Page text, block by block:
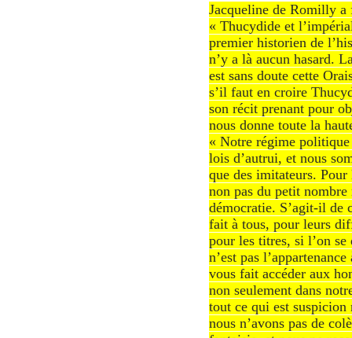
Jacqueline de Romilly a
« Thucydide et
premier historien de
n’y a là aucun hasard.
est sans doute cette
s’il faut en croire
son récit prenant pour
nous donne toute la
« Notre régime politique
lois d’autrui, et nous
que des imitateurs.
non pas du petit
démocratie. S’agit-il de
fait à tous, pour leurs
pour les titres, si l’on
n’est pas
vous fait accéder aux
non seulement dans
tout ce qui est
nous n’avons pas de